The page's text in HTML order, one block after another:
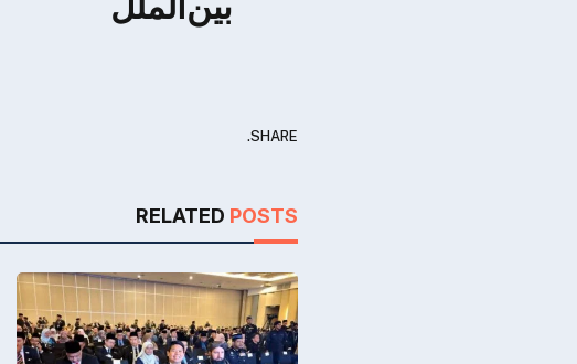
SHARE.
RELATED POSTS